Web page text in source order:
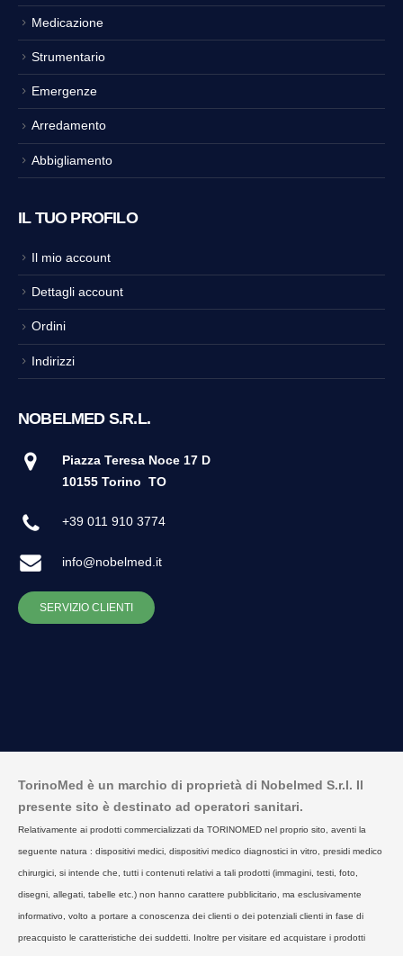
Medicazione
Strumentario
Emergenze
Arredamento
Abbigliamento
IL TUO PROFILO
Il mio account
Dettagli account
Ordini
Indirizzi
NOBELMED S.R.L.
Piazza Teresa Noce 17 D
10155 Torino TO
+39 011 910 3774
info@nobelmed.it
SERVIZIO CLIENTI
TorinoMed è un marchio di proprietà di Nobelmed S.r.l. Il
presente sito è destinato ad operatori sanitari.
Relativamente ai prodotti commercializzati da TORINOMED nel proprio sito, aventi la
seguente natura : dispositivi medici, dispositivi medico diagnostici in vitro, presidi medico
chirurgici, si intende che, tutti i contenuti relativi a tali prodotti (immagini, testi, foto,
disegni, allegati, tabelle etc.) non hanno carattere pubblicitario, ma esclusivamente
informativo, volto a portare a conoscenza dei clienti o dei potenziali clienti in fase di
preacquisto le caratteristiche dei suddetti. Inoltre per visitare ed acquistare i prodotti